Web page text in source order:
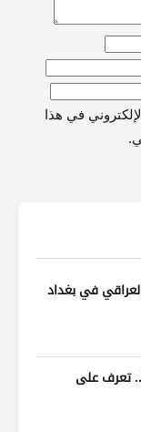
في هذا
العراقي في بغداد
من ودية الأربعاء إلى كأس العالم 2026.. تعرف على